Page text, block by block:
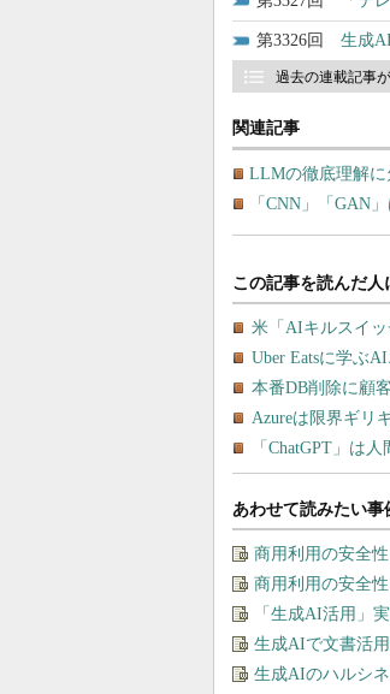
3326 生成
過去の連載記事
関連記事
LLMの徹底理解に
「CNN」「GAN
あわせて読みたい事
商用利用の安全
商用利用の安全
「生成AI活用」
生成AIで文書活
生成AIのハルシ